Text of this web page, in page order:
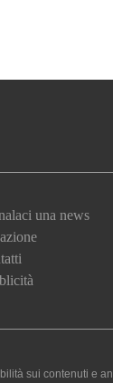
una news
sui contenuti e